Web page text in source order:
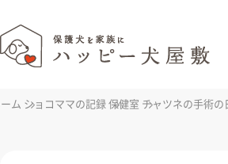
ム ショコママの記録保健室 チャツネの手術の